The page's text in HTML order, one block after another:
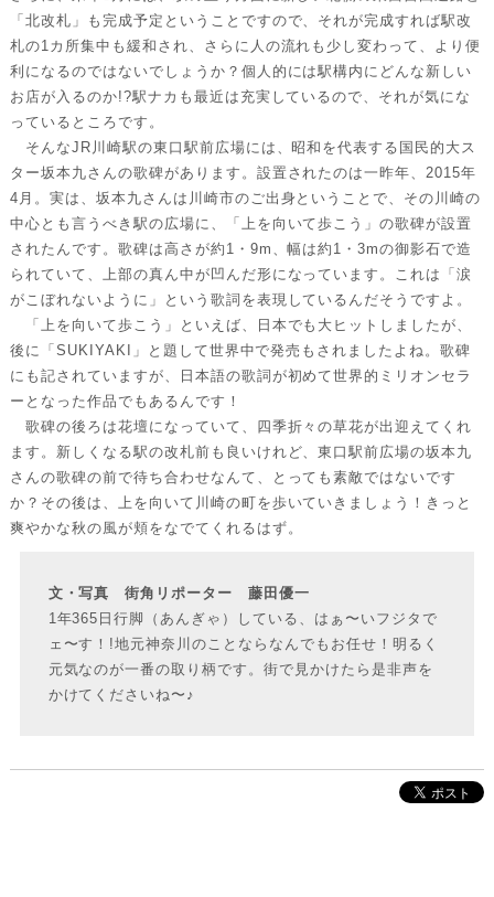
「北改札」も完成予定ということですので、それが完成すれば駅改
札の1カ所集中も緩和され、さらに人の流れも少し変わって、より便
利になるのではないでしょうか？個人的には駅構内にどんな新しい
お店が入るのか!?駅ナカも最近は充実しているので、それが気にな
っているところです。
そんなJR川崎駅の東口駅前広場には、昭和を代表する国民的大ス
ター坂本九さんの歌碑があります。設置されたのは一昨年、2015年
4月。実は、坂本九さんは川崎市のご出身ということで、その川崎の
中心とも言うべき駅の広場に、「上を向いて歩こう」の歌碑が設置
されたんです。歌碑は高さが約1・9m、幅は約1・3mの御影石で造
られていて、上部の真ん中が凹んだ形になっています。これは「涙
がこぼれないように」という歌詞を表現しているんだそうですよ。
「上を向いて歩こう」といえば、日本でも大ヒットしましたが、
後に「SUKIYAKI」と題して世界中で発売もされましたよね。歌碑
にも記されていますが、日本語の歌詞が初めて世界的ミリオンセラ
ーとなった作品でもあるんです！
歌碑の後ろは花壇になっていて、四季折々の草花が出迎えてくれ
ます。新しくなる駅の改札前も良いけれど、東口駅前広場の坂本九
さんの歌碑の前で待ち合わせなんて、とっても素敵ではないです
か？その後は、上を向いて川崎の町を歩いていきましょう！きっと
爽やかな秋の風が頬をなでてくれるはず。
文・写真 街角リポーター 藤田優一
1年365日行脚（あんぎゃ）している、はぁ〜いフジタで
ェ〜す！!地元神奈川のことならなんでもお任せ！明るく
元気なのが一番の取り柄です。街で見かけたら是非声を
かけてくださいね〜♪